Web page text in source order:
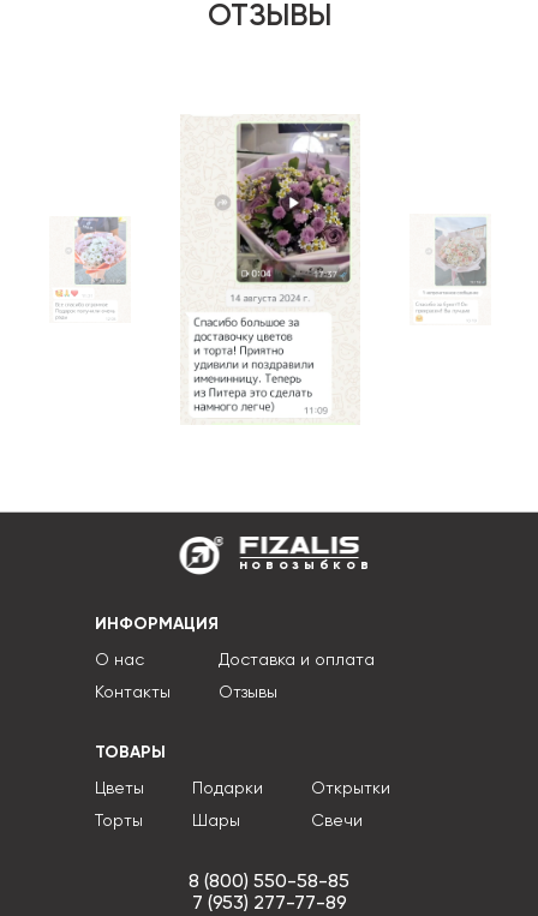
ОТЗЫВЫ
новозыбков
ИНФОРМАЦИЯ
О нас
Контакты
Доставка и оплата
Отзывы
ТОВАРЫ
Цветы
Торты
Подарки
Шары
Открытки
Свечи
8 (800) 550-58-85
7 (953) 277-77-89